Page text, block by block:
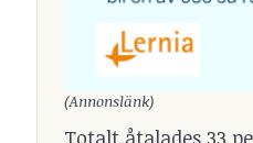
(Annonslänk)
Totalt åtalades 33